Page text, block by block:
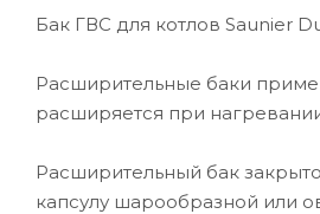
Бак ГВС для котлов Saunier
Расширительные баки
расширяется при
Расширительный бак
капсулу шарообразной или